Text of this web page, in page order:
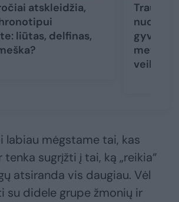
atskleidžia,
liūtas, delfinas,
metų
labiau mėgstame tai, kas
tenka sugrįžti į tai, ką „reikia“
atsiranda vis daugiau. Vėl
su didele grupe žmonių ir